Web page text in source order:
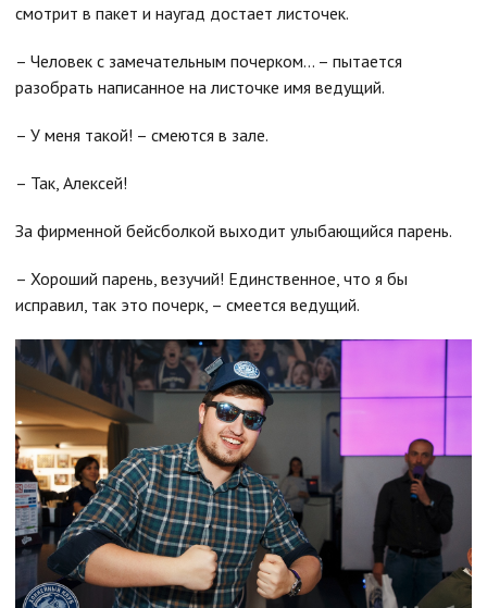
смотрит в пакет и наугад достает листочек.
– Человек с замечательным почерком… – пытается
разобрать написанное на листочке имя ведущий.
– У меня такой! – смеются в зале.
– Так, Алексей!
За фирменной бейсболкой выходит улыбающийся парень.
– Хороший парень, везучий! Единственное, что я бы
исправил, так это почерк, – смеется ведущий.